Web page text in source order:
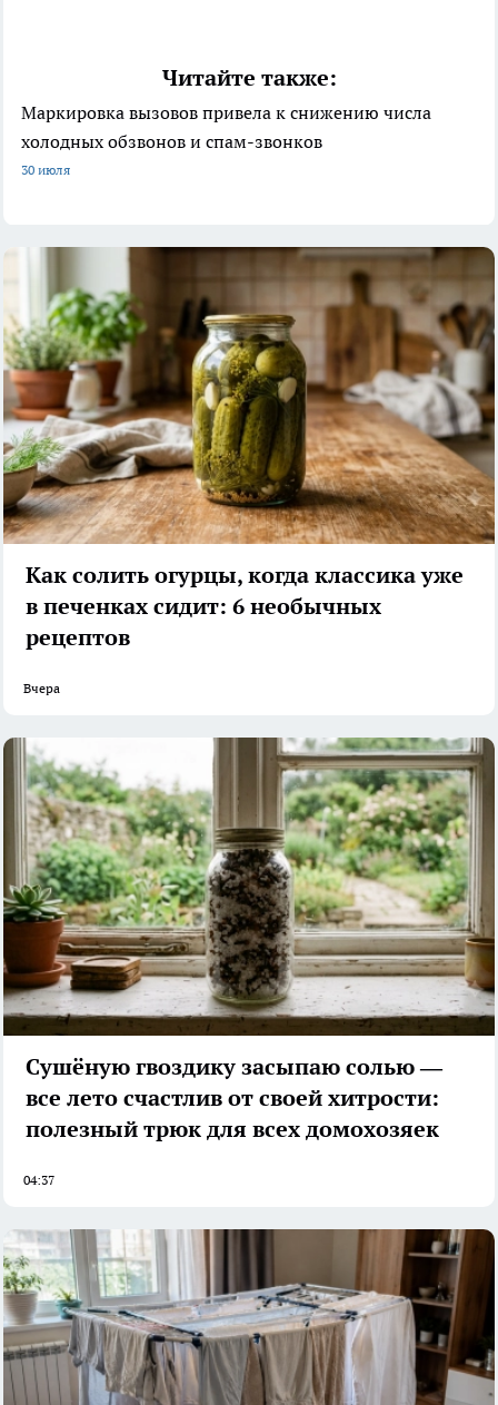
Читайте также:
Маркировка вызовов привела к снижению числа
холодных обзвонов и спам-звонков
30 июля
Как солить огурцы, когда классика уже
в печенках сидит: 6 необычных
рецептов
Вчера
Сушёную гвоздику засыпаю солью —
все лето счастлив от своей хитрости:
полезный трюк для всех домохозяек
04:37